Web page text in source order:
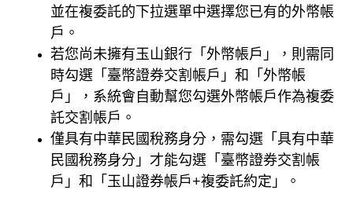
並在複委託的下拉選單中選擇您已有的外幣帳
戶。
若您尚未擁有玉山銀行 「外幣帳戶」，則需同
時勾選 「臺幣證券交割帳戶」和
「外幣帳
戶」，系統會自動幫您勾選外幣帳戶作為複委
託交割帳戶。
僅具有中華民國稅務身分，需勾選「具有中華
民國稅務身分」才能勾選「臺幣證券交割帳
戶」和「玉山證券帳戶+複委託約定」 。